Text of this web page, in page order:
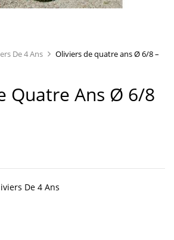
De 4 Ans
Oliviers de quatre ans Ø 6/8 –
Quatre Ans Ø 6/8
De 4 Ans